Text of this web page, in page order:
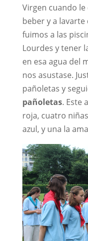
Virgen cuando
beber y a lavarte
fuimos a las
Lourdes y tener
en esa agua del
nos asustase.
pañoletas y
pañoletas. Este
roja, cuatro
azul, y una la